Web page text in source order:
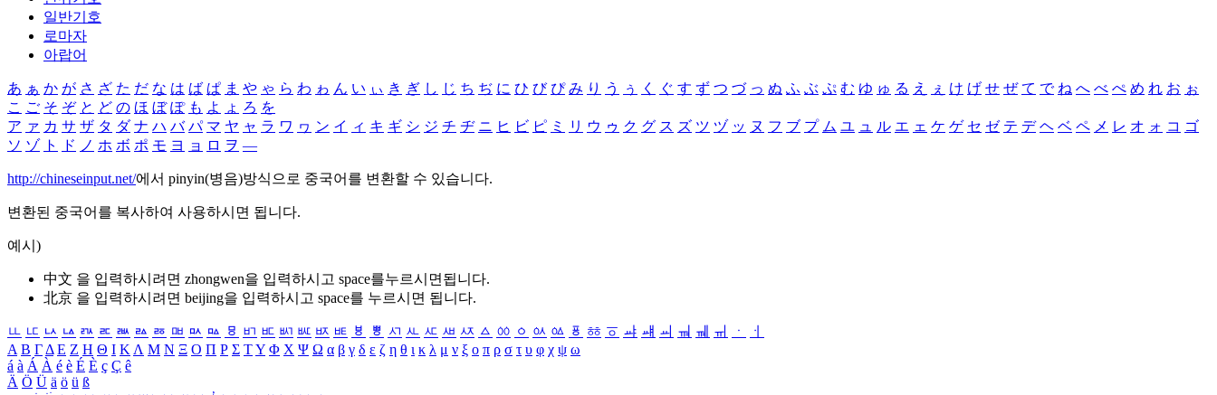
일반기호
로마자
아랍어
あ ぁ か が さ ざ た だ な は ば ぱ ま や ゃ ら わ ゎ ん い ぃ き ぎ し じ ち ぢ に ひ び ぴ み り う ぅ く ぐ す ず つ づ っ ぬ ふ ぶ ぷ む ゆ ゅ る え ぇ け げ せ ぜ て で ね へ べ ぺ め れ お ぉ
こ ご そ ぞ と ど の ほ ぼ ぽ も よ ょ ろ を
ア ァ カ サ ザ タ ダ ナ ハ バ パ マ ヤ ャ ラ ワ ヮ ン イ ィ キ ギ シ ジ チ ヂ ニ ヒ ビ ピ ミ リ ウ ゥ ク グ ス ズ ツ ヅ ッ ヌ フ ブ プ ム ユ ュ ル エ ェ ケ ゲ セ ゼ テ デ ヘ ベ ペ メ レ オ ォ コ ゴ
ソ ゾ ト ド ノ ホ ボ ポ モ ヨ ョ ロ ヲ ―
http://chineseinput.net/에서 pinyin(병음)방식으로 중국어를 변환할 수 있습니다.
변환된 중국어를 복사하여 사용하시면 됩니다.
예시)
中文 을 입력하시려면 zhongwen을 입력하시고 space를누르시면됩니다.
北京 을 입력하시려면 beijing을 입력하시고 space를 누르시면 됩니다.
ㅥ ㅦ ㅧ ㅨ ㅩ ㅪ ㅫ ㅬ ㅭ ㅮ ㅯ ㅰ ㅱ ㅲ ㅳ ㅴ ㅵ ㅶ ㅷ ㅸ ㅹ ㅺ ㅻ ㅼ ㅽ ㅾ ㅿ ㆀ ㆁ ㆂ ㆃ ㆄ ㆅ ㆆ ㆇ ㆈ ㆉ ㆊ ㆋ ㆌ ㆍ
ㆎ
Α Β ΓΔ Ε Ζ Η Θ Ι ΚΛ Μ Ν Ξ Ο Π Ρ Σ ΤΥ Φ Χ Ψ Ω α β γ δ ε ζ η θ ι κ λ μ ν ξ ο π ρ σ τ υ φ χ ψ ω
á à Á À é è É È ç Ç ê
Ä Ö Ü ä ö ü ß